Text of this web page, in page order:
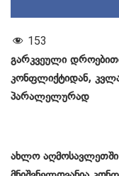
153
გარკვეული
კონფლიქტიდან,
პარალელურად
ახლო აღმოსავლეთში